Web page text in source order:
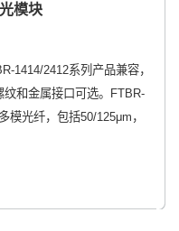
模块
1414/2412系列产品兼容，
和金属接口可选。FTBR-
模光纤，包括50/125μm，